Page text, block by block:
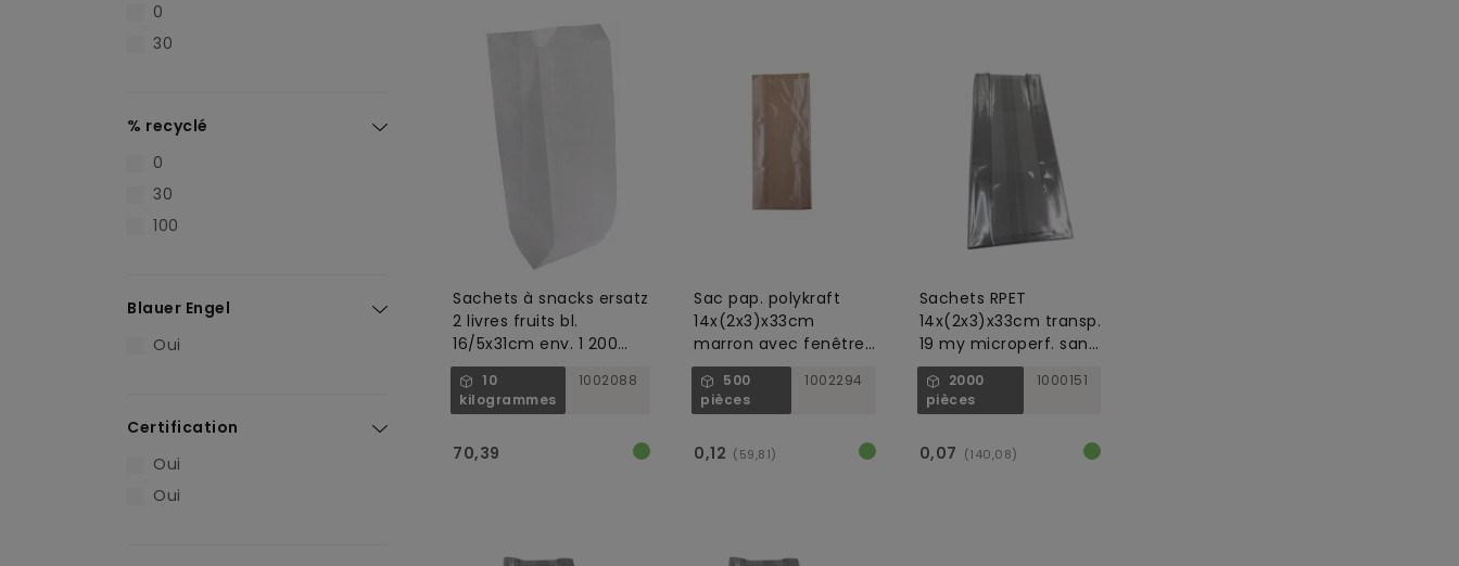
0
30
% recyclé
0
30
100
Blauer Engel
Oui
Certification
Oui
Oui
Sachets à snacks ersatz
2 livres fruits bl.
16/5x31cm env. 1 200
unités
10
kilogrammes
1002088
70,39
Sac pap. polykraft
14x(2x3)x33cm
marron avec fenêtre
micro perforée 50
500
pièces
1002294
0,12 (59,81)
Sachets RPET
14x(2x3)x33cm transp.
19 my microperf. sans
danger pour les
aliments
2000
pièces
1000151
0,07 (140,08)